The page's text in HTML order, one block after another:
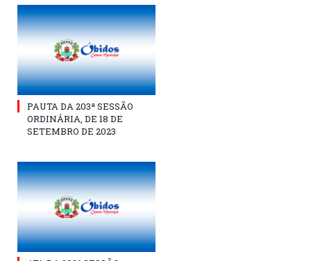
PAUTA DA 203ª SESSÃO
ORDINÁRIA, DE 18 DE
SETEMBRO DE 2023